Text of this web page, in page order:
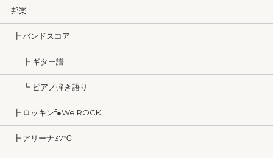
邦楽
┣ バンドスコア
┣ ギター譜
┗ ピアノ弾き語り
┣ ロッキンf●We ROCK
┣ アリーナ37℃